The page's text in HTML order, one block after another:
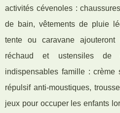
activités cévenoles :
de bain, vêtements de pluie
tente ou caravane ajouteront
réchaud et ustensiles de
indispensables famille : crème
répulsif anti-moustiques,
jeux pour occuper les enfants